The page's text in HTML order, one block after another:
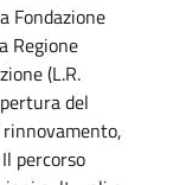
Fondazione
Regione
(L.R.
del
rinnovamento,
percorso